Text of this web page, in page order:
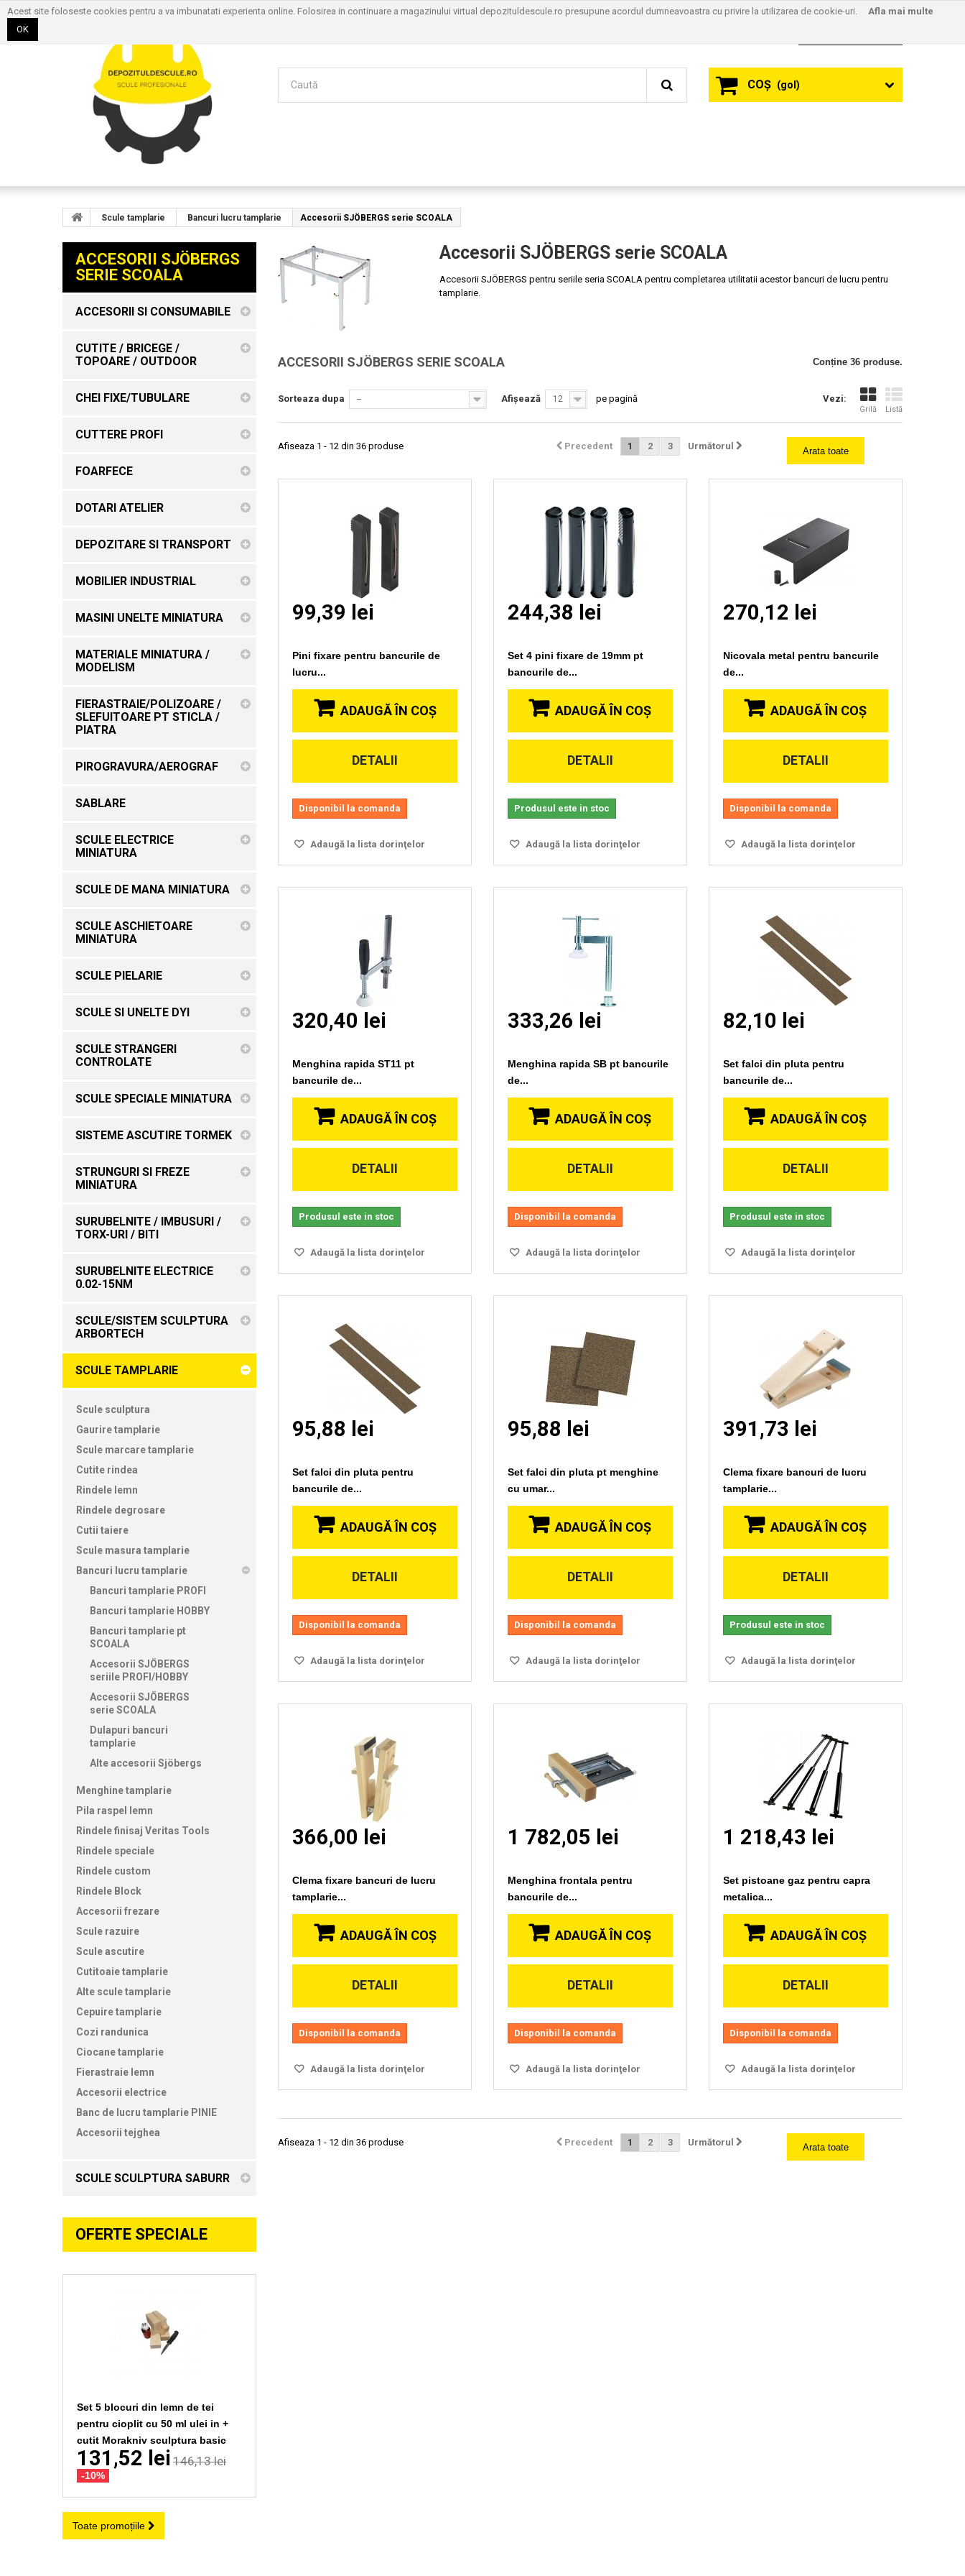
COŞ (gol)
Scule tamplarie Bancuri lucru tamplarie Accesorii SJÖBERGS serie SCOALA
ACCESORII SJÖBERGS
SERIE SCOALA
ACCESORII SI CONSUMABILE
CUTITE / BRICEGE /
TOPOARE / OUTDOOR
CHEI FIXE/TUBULARE
CUTTERE PROFI
FOARFECE
DOTARI ATELIER
DEPOZITARE SI TRANSPORT
MOBILIER INDUSTRIAL
MASINI UNELTE MINIATURA
MATERIALE MINIATURA /
MODELISM
FIERASTRAIE/POLIZOARE /
SLEFUITOARE PT STICLA /
PIATRA
PIROGRAVURA/AEROGRAF
SABLARE
SCULE ELECTRICE
MINIATURA
SCULE DE MANA MINIATURA
SCULE ASCHIETOARE
MINIATURA
SCULE PIELARIE
SCULE SI UNELTE DYI
SCULE STRANGERI
CONTROLATE
SCULE SPECIALE MINIATURA
SISTEME ASCUTIRE TORMEK
STRUNGURI SI FREZE
MINIATURA
SURUBELNITE / IMBUSURI /
TORX-URI / BITI
SURUBELNITE ELECTRICE
0.02-15NM
SCULE/SISTEM SCULPTURA
ARBORTECH
SCULE TAMPLARIE
Scule sculptura
Gaurire tamplarie
Scule marcare tamplarie
Cutite rindea
Rindele lemn
Rindele degrosare
Cutii taiere
Scule masura tamplarie
Bancuri lucru tamplarie
Bancuri tamplarie PROFI
Bancuri tamplarie HOBBY
Bancuri tamplarie pt
SCOALA
Accesorii SJÖBERGS
seriile PROFI/HOBBY
Accesorii SJÖBERGS
serie SCOALA
Dulapuri bancuri
tamplarie
Alte accesorii Sjöbergs
Menghine tamplarie
Pila raspel lemn
Rindele finisaj Veritas Tools
Rindele speciale
Rindele custom
Rindele Block
Accesorii frezare
Scule razuire
Scule ascutire
Cutitoaie tamplarie
Alte scule tamplarie
Cepuire tamplarie
Cozi randunica
Ciocane tamplarie
Fierastraie lemn
Accesorii electrice
Banc de lucru tamplarie PINIE
Accesorii tejghea
SCULE SCULPTURA SABURR
OFERTE SPECIALE
Set 5 blocuri din lemn de tei
pentru cioplit cu 50 ml ulei in +
cutit Morakniv sculptura basic
131,52 lei 146,13 lei
-10%
Toate promoțiile
Accesorii SJÖBERGS serie SCOALA
Accesorii SJÖBERGS pentru seriile seria SCOALA pentru completarea utilitatii acestor bancuri de lucru pentru
tamplarie.
ACCESORII SJÖBERGS SERIE SCOALA Conține 36 produse.
Vezi:
Grilă Listă
Sorteaza dupa -- Afișează 12 pe pagină
Arata toate
Precedent 1 2 3 Următorul
Afiseaza 1 - 12 din 36 produse
Vizionare
99,39 lei
Pini fixare pentru bancurile de
lucru...
ADAUGĂ ÎN COŞ
DETALII
Disponibil la comanda
Adaugă la lista dorinţelor
244,38 lei
Set 4 pini fixare de 19mm pt
bancurile de...
ADAUGĂ ÎN COŞ
DETALII
Produsul este in stoc
Adaugă la lista dorinţelor
Vizionare
270,12 lei
Nicovala metal pentru bancurile
de...
ADAUGĂ ÎN COŞ
DETALII
Disponibil la comanda
Adaugă la lista dorinţelor
Vizionare
320,40 lei
Menghina rapida ST11 pt
bancurile de...
ADAUGĂ ÎN COŞ
DETALII
Produsul este in stoc
Adaugă la lista dorinţelor
Vizionare
333,26 lei
Menghina rapida SB pt bancurile
de...
ADAUGĂ ÎN COŞ
DETALII
Disponibil la comanda
Adaugă la lista dorinţelor
Vizionare
82,10 lei
Set falci din pluta pentru
bancurile de...
ADAUGĂ ÎN COŞ
DETALII
Produsul este in stoc
Adaugă la lista dorinţelor
Vizionare
95,88 lei
Set falci din pluta pentru
bancurile de...
ADAUGĂ ÎN COŞ
DETALII
Disponibil la comanda
Adaugă la lista dorinţelor
Vizionare
95,88 lei
Set falci din pluta pt menghine
cu umar...
ADAUGĂ ÎN COŞ
DETALII
Disponibil la comanda
Adaugă la lista dorinţelor
Vizionare
391,73 lei
Clema fixare bancuri de lucru
tamplarie...
ADAUGĂ ÎN COŞ
DETALII
Produsul este in stoc
Adaugă la lista dorinţelor
Vizionare
366,00 lei
Clema fixare bancuri de lucru
tamplarie...
ADAUGĂ ÎN COŞ
DETALII
Disponibil la comanda
Adaugă la lista dorinţelor
Vizionare
1 782,05 lei
Menghina frontala pentru
bancurile de...
ADAUGĂ ÎN COŞ
DETALII
Disponibil la comanda
Adaugă la lista dorinţelor
Vizionare
1 218,43 lei
Set pistoane gaz pentru capra
metalica...
ADAUGĂ ÎN COŞ
DETALII
Disponibil la comanda
Adaugă la lista dorinţelor
Arata toate
Precedent 1 2 3 Următorul
Afiseaza 1 - 12 din 36 produse
Acest site foloseste cookies pentru a va imbunatati experienta online. Folosirea in continuare a magazinului virtual depozituldescule.ro presupune acordul dumneavoastra cu privire la utilizarea de cookie-uri. Afla mai multe
OK